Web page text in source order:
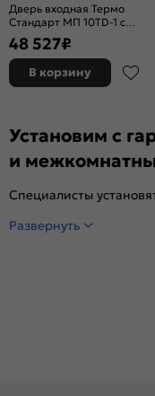
Дверь входная Термо
Стандарт МП 10TD-1 с
терморазрывом Шоколад
букле/Белый ларче, 2
ночной задвижкой
48 527₽
В корзину
Установим с
и
Специалисты
Развернуть